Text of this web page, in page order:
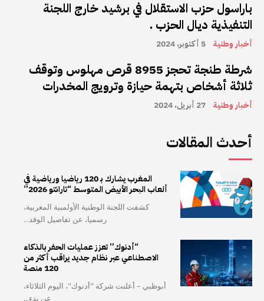
باراسول حزب الاستقلال في برشيد خارج اللجنة
التنفيذية ديال الحزب .
أخبار وطنية 5 أكتوبر، 2024
شرطة طنجة تحجز 8955 قرص مهلوس وتوقف
ثلاثة أشخاص بتهمة حيازة وترويج المخدرات
أخبار وطنية 27 أبريل، 2024
أحدث المقالات
المغرب يشارك بـ 120 رياضيا ورياضية في
ألعاب البحر الأبيض المتوسط “تارانتو 2026”
كشفت اللجنة الوطنية الأولمبية المغربية،
رسميا، عن تفاصيل الوفد...
“أدنوك” تعزز عمليات الحفر بالذكاء
الاصطناعي عبر نظام جديد يراقب أكثر من
120 منصة
أبوظبي – أعلنت شركة "أدنوك"، اليوم الثلاثاء،
عن بدء...